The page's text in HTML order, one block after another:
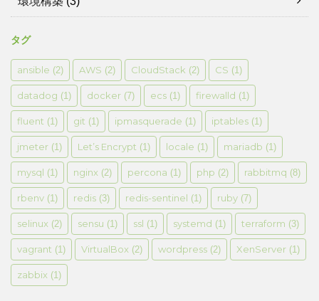
タグ
ansible (2) AWS (2) CloudStack (2) CS (1)
datadog (1) docker (7) ecs (1) firewalld (1)
fluent (1) git (1) ipmasquerade (1) iptables (1)
jmeter (1) Let’s Encrypt (1) locale (1) mariadb (1)
mysql (1) nginx (2) percona (1) php (2) rabbitmq (8)
rbenv (1) redis (3) redis-sentinel (1) ruby (7)
selinux (2) sensu (1) ssl (1) systemd (1) terraform (3)
vagrant (1) VirtualBox (2) wordpress (2) XenServer (1)
zabbix (1)